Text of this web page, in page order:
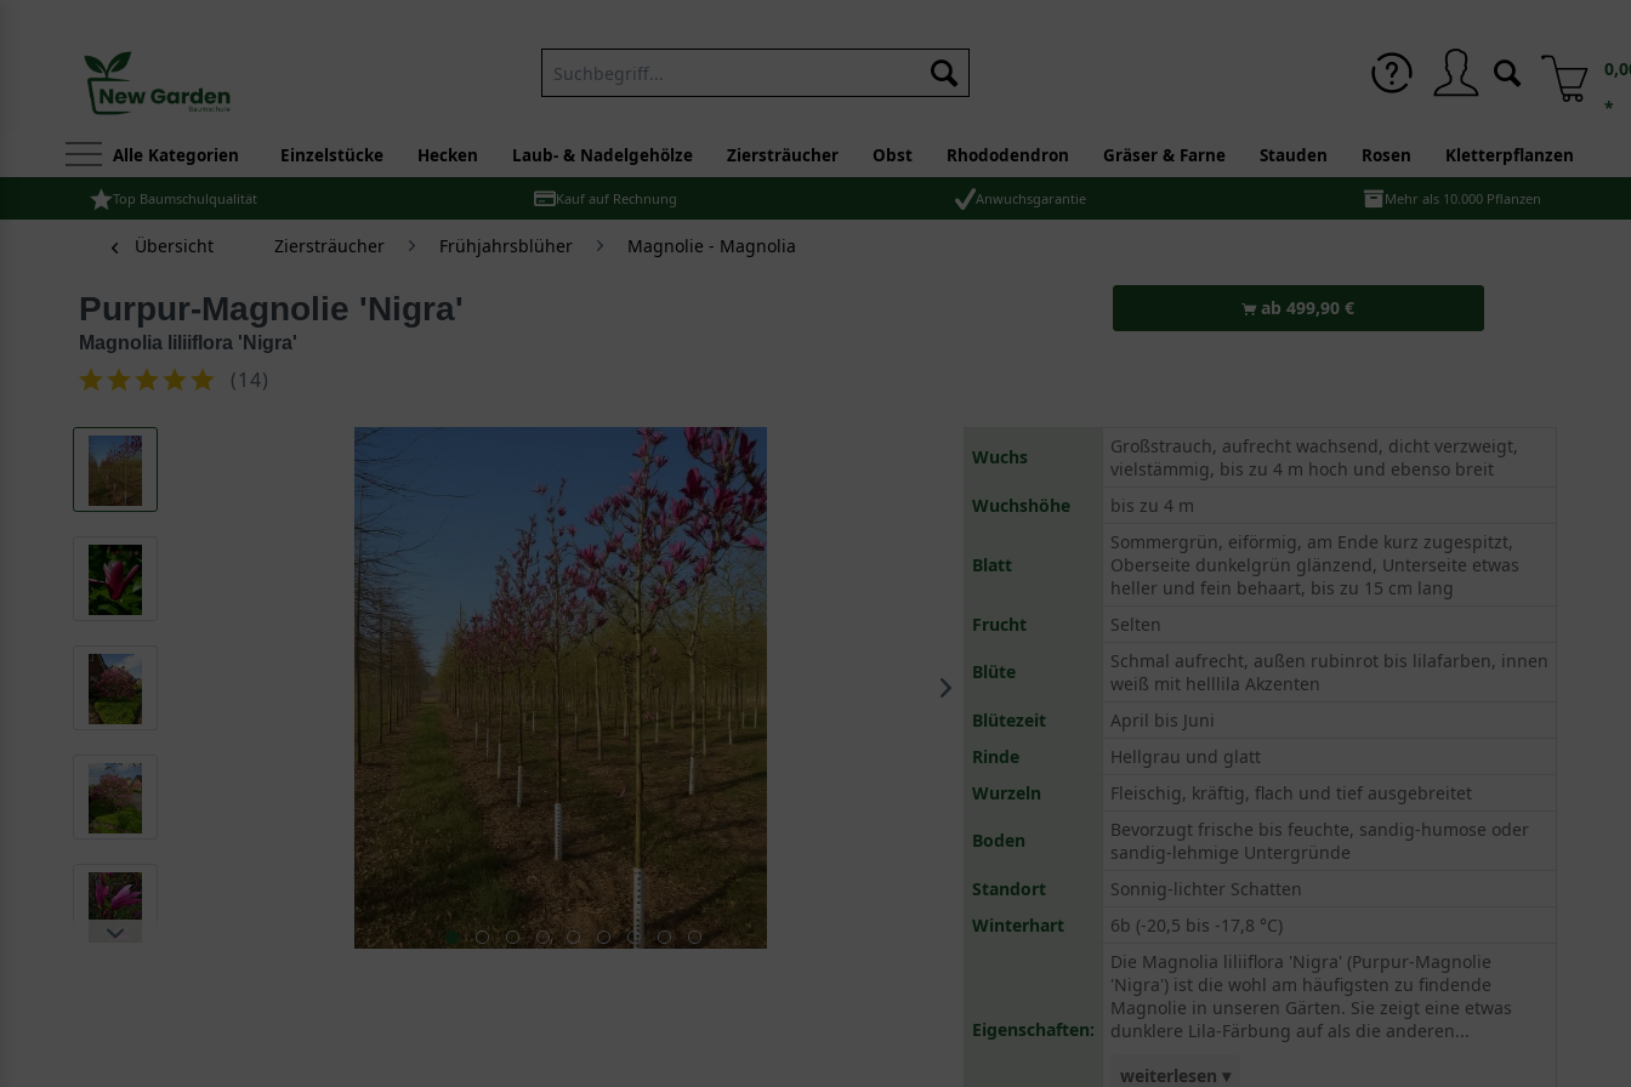
*
Alle Kategorien Einzelstücke Hecken Laub- & Nadelgehölze Ziersträucher Obst Rhododendron Gräser & Farne Stauden Rosen Kletterpflanzen
Top Baumschulqualität Kauf auf Rechnung Anwuchsgarantie Mehr als 10.000 Pflanzen
Übersicht Ziersträucher Frühjahrsblüher Magnolie - Magnolia
Purpur-Magnolie 'Nigra'
Magnolia liliiflora 'Nigra'
(14)
ab 499,90 €
Wuchs
Großstrauch, aufrecht wachsend, dicht verzweigt,
vielstämmig, bis zu 4 m hoch und ebenso breit
Wuchshöhe
bis zu 4 m
Blatt
Sommergrün, eiförmig, am Ende kurz zugespitzt,
Oberseite dunkelgrün glänzend, Unterseite etwas
heller und fein behaart, bis zu 15 cm lang
Frucht
Selten
Blüte
Schmal aufrecht, außen rubinrot bis lilafarben, innen
weiß mit helllila Akzenten
Blütezeit
April bis Juni
Rinde
Hellgrau und glatt
Wurzeln
Fleischig, kräftig, flach und tief ausgebreitet
Boden
Bevorzugt frische bis feuchte, sandig-humose oder
sandig-lehmige Untergründe
Standort
Sonnig-lichter Schatten
Winterhart
6b (-20,5 bis -17,8 °C)
Eigenschaften:
Die Magnolia liliiflora 'Nigra' (Purpur-Magnolie
'Nigra') ist die wohl am häufigsten zu findende
Magnolie in unseren Gärten. Sie zeigt eine etwas
dunklere Lila-Färbung auf als die anderen...
weiterlesen ▾